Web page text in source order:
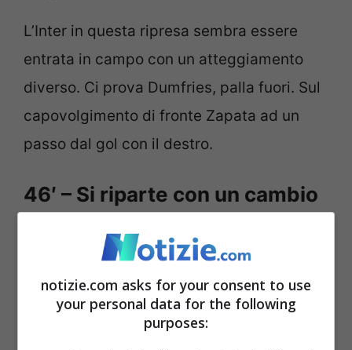
L’Inter in questa ripresa sembra essere
entrata in campo con un atteggiamento
diverso. Ci prova Dumfries, palla fuori. Sul
capovolgimento di fronte Zapata ad un
passo dal gol con il destro.
46′ – Si riparte con un cambio
Si riparte con un cambio in casa Atalanta.
Gasperini mette in campo Malinovskyi al
posto di Scalvini.
notizie.com asks for your consent to use
your personal data for the following
purposes: